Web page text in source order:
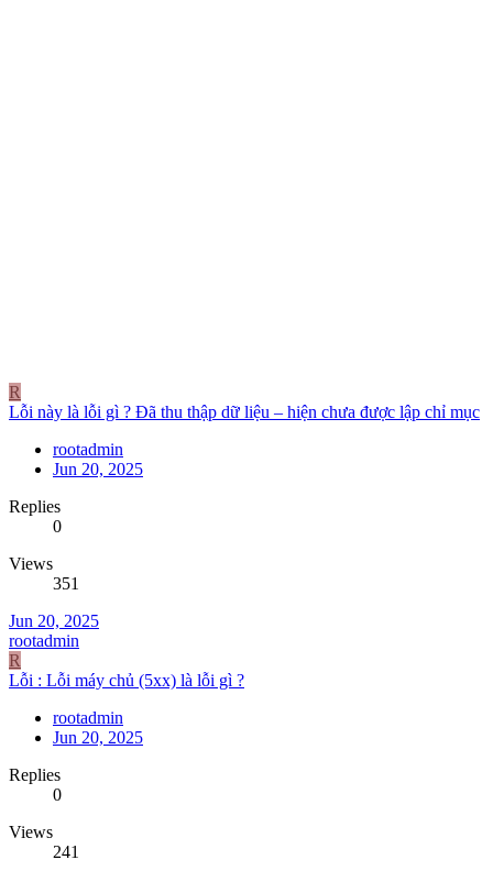
R
Lỗi này là lỗi gì ? Đã thu thập dữ liệu – hiện chưa được lập chỉ mục
rootadmin
Jun 20, 2025
Replies
0
Views
351
Jun 20, 2025
rootadmin
R
Lỗi : Lỗi máy chủ (5xx) là lỗi gì ?
rootadmin
Jun 20, 2025
Replies
0
Views
241